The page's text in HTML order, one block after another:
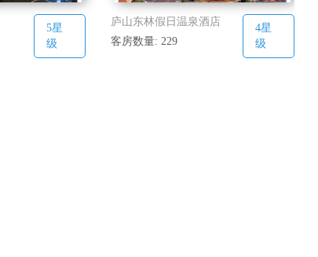
5星
级
庐山东林假日温泉酒店
客房数量: 229
4星
级